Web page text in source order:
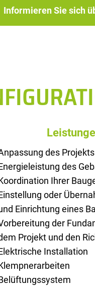
Informieren Sie sich
des
des
Ihrer
oder
Einrichtung eines
der
Projekt und den
Installation